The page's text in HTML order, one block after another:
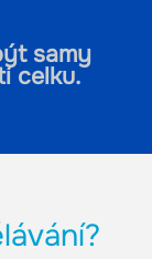
samy
celku.